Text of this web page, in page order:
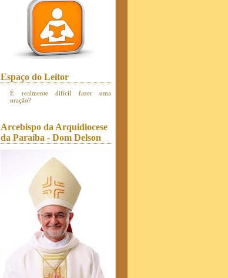
Espaço do Leitor
É realmente difícil fazer uma
oração?
Arcebispo da Arquidiocese
da Paraíba - Dom Delson